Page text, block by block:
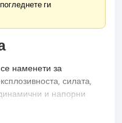
ги
наменети за
силата,
и напорни